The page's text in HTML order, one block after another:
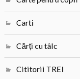
Carti
Cărți cu tâlc
Cititorii TREI